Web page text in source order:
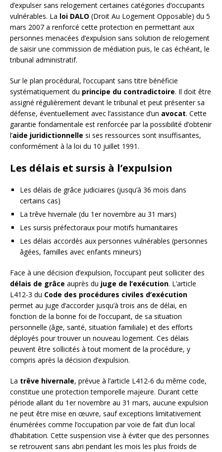
d’expulser sans relogement certaines catégories d’occupants
vulnérables. La loi DALO (Droit Au Logement Opposable) du 5
mars 2007 a renforcé cette protection en permettant aux
personnes menacées d’expulsion sans solution de relogement
de saisir une commission de médiation puis, le cas échéant, le
tribunal administratif.
Sur le plan procédural, l’occupant sans titre bénéficie
systématiquement du principe du contradictoire. Il doit être
assigné régulièrement devant le tribunal et peut présenter sa
défense, éventuellement avec l’assistance d’un avocat. Cette
garantie fondamentale est renforcée par la possibilité d’obtenir
l’aide juridictionnelle si ses ressources sont insuffisantes,
conformément à la loi du 10 juillet 1991.
Les délais et sursis à l’expulsion
Les délais de grâce judiciaires (jusqu’à 36 mois dans
certains cas)
La trêve hivernale (du 1er novembre au 31 mars)
Les sursis préfectoraux pour motifs humanitaires
Les délais accordés aux personnes vulnérables (personnes
âgées, familles avec enfants mineurs)
Face à une décision d’expulsion, l’occupant peut solliciter des
délais de grâce auprès du juge de l’exécution. L’article
L412-3 du Code des procédures civiles d’exécution
permet au juge d’accorder jusqu’à trois ans de délai, en
fonction de la bonne foi de l’occupant, de sa situation
personnelle (âge, santé, situation familiale) et des efforts
déployés pour trouver un nouveau logement. Ces délais
peuvent être sollicités à tout moment de la procédure, y
compris après la décision d’expulsion.
La trêve hivernale, prévue à l’article L412-6 du même code,
constitue une protection temporelle majeure. Durant cette
période allant du 1er novembre au 31 mars, aucune expulsion
ne peut être mise en œuvre, sauf exceptions limitativement
énumérées comme l’occupation par voie de fait d’un local
d’habitation. Cette suspension vise à éviter que des personnes
se retrouvent sans abri pendant les mois les plus froids de